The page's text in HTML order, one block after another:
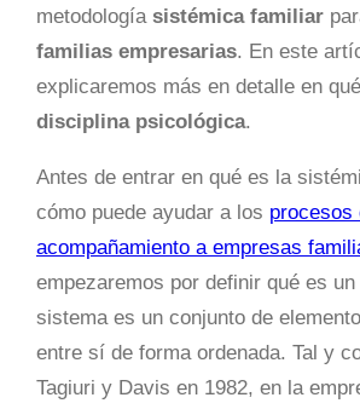
metodología sistémica familiar
familias empresarias. En este
explicaremos más en detalle en
disciplina psicológica.
Antes de entrar en qué es la
cómo puede ayudar a los procesos
acompañamiento a empresas
empezaremos por definir qué es
sistema es un conjunto de
entre sí de forma ordenada. Tal y
Tagiuri y Davis en 1982, en la